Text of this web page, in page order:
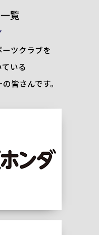
覧
ツクラブを
いる
皆さんです。